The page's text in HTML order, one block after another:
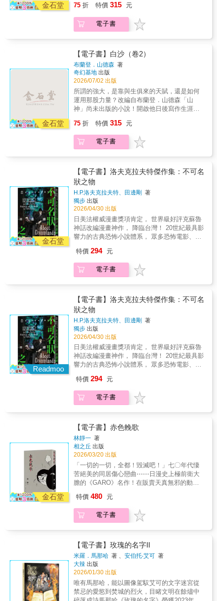
恆星之間，因此一邊始終處於光明之中，另一
在擁有光明的沙地上……坎頓力量不足、不堪
重負，但面對政治和個人力量的合謀下，他必
須試圖將御沙師團結起來。現在已來到最後的
分，與自己公會中的敵人作戰，並找出殺死他
父親、近乎摧毀御沙師的伏擊背後真相！「御
沙師就是如此戰鬥的。在每一秒脫水、每一分
疼痛之中，操御沙粒起舞。」
金石堂
一場日與暗、沙與御沙師之戰躍然紙上！★完
整收錄國外最新版故事內容！★以圖像視覺的
方式，將寰宇中至關重要的一章呈現在讀者面
的魔法中，御沙術在本質上是最具視覺效果，
也是最適合改編成圖像小說的魔法。」——布
蘭登．山德森「《白沙》是山德森寰宇世界中
隱藏的瑰寶。」——Tor.com奇科幻小說雜誌網
站╳╳╳泰爾丹這顆沙漠星球處於兩個恆星之
間，因此一邊始終處於光明之中，另一邊則始
終處於黑暗之中，而強大的魔法只發生在擁有
光明的沙地上……在泰爾丹星球上，「御沙
師」利用神祕力量以驚人的方式操縱沙子。而
數人不看好的坎頓，認為自己成為了唯一的倖
存者。面對四方逼近的敵人，坎頓與克里絲建
立起微妙的合作關係——克里絲是一位神祕的
的奮鬥過程中，這並非我首次感受到失敗的痛
苦，但今天我還感受到另一種重量——責任
感。」
75 折 特價 315 元
電子書
金石堂
【電子書】白沙（卷2）
布蘭登．山德森 著
奇幻基地 出版
2026/07/02 出版
所謂的強大，是靠與生俱來的天賦，還是如何
運用那股力量？改編自布蘭登．山德森「山
神」尚未出版的小說！開啟他日後寫作生涯的
登．山德森全新魔法與冒險傳奇★完整收錄國
外最新版故事內容！★泰爾丹魔法系統首次完
整登場，一場日與暗、沙與御沙師之戰躍然紙
典」，一窺泰爾丹的魔法運作、人文風俗及物
種生態！「在我所有的魔法中，御沙術在本質
上是最具視覺效果，也是最適合改編成圖像小
說的魔法。」——布蘭登．山德森「《白沙》
是山德森寰宇世界中隱藏的瑰寶。」——
Tor.com奇科幻小說雜誌網站╳╳╳泰爾丹這顆
沙漠星球處於兩個恆星之間，因此一邊始終處
於光明之中，另一邊則始終處於黑暗之中，而
強大的魔法只發生在擁有光明的沙地上……在
一次猛烈伏擊中，坎頓失去了大部分同伴，之
於統治委員會準備反對他，滿腔不滿的坎頓必
須發揮外交手腕，才有希望阻止御沙師被解散
一途。然而，問題遠比他想得複雜：御沙師內
來，而坎頓唯一真正的盟友是克里絲，但她另
有自己的盤算……「我們和他人太疏遠了，沒
注意到所有派別已團結起來反對我們……」
75 折 特價 315 元
電子書
金石堂
【電子書】洛夫克拉夫特傑作集：不可名
狀之物
H.P.洛夫克拉夫特、田邊剛 著
獨步 出版
2026/04/30 出版
日美法權威漫畫獎項肯定， 世界級好評克蘇魯
神話改編漫畫神作， 降臨台灣！ 20世紀最具影
響力的古典恐怖小說體系， 眾多恐怖電影、遊
世如夢，幻夢境方為真── 洛夫克拉夫特筆下化
身──藍道夫‧卡特的冒險開幕！ 我一直在作
夢。今後也將繼續作夢。與你一起。 與創造之
洛夫克拉夫特一系列作品為開端，經由洛夫克
拉夫特的友人加以整理後成為一個重要的恐怖
小說創作世界觀。 其中的創作核心「不可名狀
的恐怖」、「未知的恐懼」、「來自外太空的
邪神」等等， 成為日後恐怖創作的重要靈感來
源，散見於東西方各種電影、小說、遊戲、漫
畫。 不管是西方的史蒂芬‧金，或是東方的小林
泰三，全都受其影響，而有許多以此世界觀創
作的精彩作品。 ★20世紀的洛夫克拉夫特作
品，在現代已經較難符合當代讀者的閱讀習
夫特作品的全新角度。 他以電影手法寫實改編
洛夫克拉夫特重要代表作，媲美好萊塢億萬製
作的紙上電影。 ★手塚治蟲文化獎、艾斯納
獎項肯定， 第一位獲得世界級好評的改編洛夫
克拉夫特作品的日本漫畫家！ 【系列得獎紀
錄】 ★2018年入圍第22屆手塚治蟲文化獎決選
★2018年入圍年美國艾斯納獎（Eisner
Award） ★2018年法國安古蘭國際漫畫節參展
★2019年ACBD亞洲最優秀作品獎（Prix Asie
de la Critique ACBD） ★2019年法國日本博覽
★2025年《克蘇魯的呼喚》獲得布拉姆‧史托克
獎（Bram Stoker Award）獎（圖像小說部門）
【故事大綱】 日美法權威漫畫獎項肯定，世界
窺見了那座神祕的大理石城&mdash;&mdash;
奧拉托。 在北極星充滿惡意的注視下，他逐漸
分不清自己究竟是沼澤邊孤獨的觀測者，還是
守衛洛馬高原的英勇士兵。 在那首跨越兩萬六
千年的星辰咒歌中，他陷入了無法醒來的沉
睡。 是他在夢中見證了古文明的隕落？還是他
本身就是一場跨越永恆、拒絕甦醒的蒼白幻
特價 294 元
電子書
Readmoo
【電子書】洛夫克拉夫特傑作集：不可名
狀之物
H.P.洛夫克拉夫特、田邊剛 著
獨步 出版
2026/04/30 出版
日美法權威漫畫獎項肯定， 世界級好評克蘇魯
神話改編漫畫神作， 降臨台灣！ 20世紀最具影
響力的古典恐怖小說體系， 眾多恐怖電影、遊
世如夢，幻夢境方為真── 洛夫克拉夫特筆下化
身──藍道夫‧卡特的冒險開幕！ 我一直在作
夢。今後也將繼續作夢。與你一起。 與創造之
洛夫克拉夫特一系列作品為開端，經由洛夫克
拉夫特的友人加以整理後成為一個重要的恐怖
小說創作世界觀。 其中的創作核心「不可名狀
的恐怖」、「未知的恐懼」、「來自外太空的
邪神」等等， 成為日後恐怖創作的重要靈感來
源，散見於東西方各種電影、小說、遊戲、漫
畫。 不管是西方的史蒂芬‧金，或是東方的小林
泰三，全都受其影響，而有許多以此世界觀創
作的精彩作品。 ★20世紀的洛夫克拉夫特作
慣。 田邊剛的改編為讀者帶來了理解洛夫克拉
夫特作品的全新角度。 他以電影手法寫實改編
洛夫克拉夫特重要代表作，媲美好萊塢億萬製
作的紙上電影。 ★手塚治蟲文化獎、艾斯納
獎、安古蘭國際漫畫節等等，日美法權威漫畫
獎項肯定， 第一位獲得世界級好評的改編洛夫
克拉夫特作品的日本漫畫家！ 【系列得獎紀
錄】 ★2018年入圍第22屆手塚治蟲文化獎決選
★2018年入圍年美國艾斯納獎（Eisner
Award） ★2018年法國安古蘭國際漫畫節參展
特價 294 元
電子書
金石堂
【電子書】赤色輓歌
林靜一 著
相之丘 出版
2026/03/20 出版
「一切的一切，全都！毀滅吧！」七〇年代悽
苦絕美的同居傷心戀曲⋯⋯日漫史上極前衛大
膽的《GARO》名作！在販賣天真無邪的動畫
子──男孩宛如浪跡天涯的候鳥，接案維生以期
實踐創作之夢；女孩則祈願在關係裡抓住浮
木，遠離傳統家庭的束縛。兩人往復著同一處
投射的錯位。就在夢想與現實雙雙對撞，無用
的愛情被社會制約掐住了咽喉，一郎與幸子的
「同棲」居所是否還是他們的極樂世界？一九
七〇年，這部由林靜一繪製的漫畫作品躍上了
傳奇漫畫誌《GARO》的舞台，標誌著時下年
輕人心境的轉變：激進的左翼運動在日本社會
幾乎是迎來了尾聲，屆齡二十五歲的作者與當
特價 480 元
電子書
【電子書】玫瑰的名字II
米羅．馬那哈 著 、安伯托‧艾可 著
大辣 出版
2026/01/30 出版
唯有馬那哈，能以圖像駕馭艾可的文字迷宮從
禁忌的愛慾到焚城的烈火，目睹文明在餘燼中